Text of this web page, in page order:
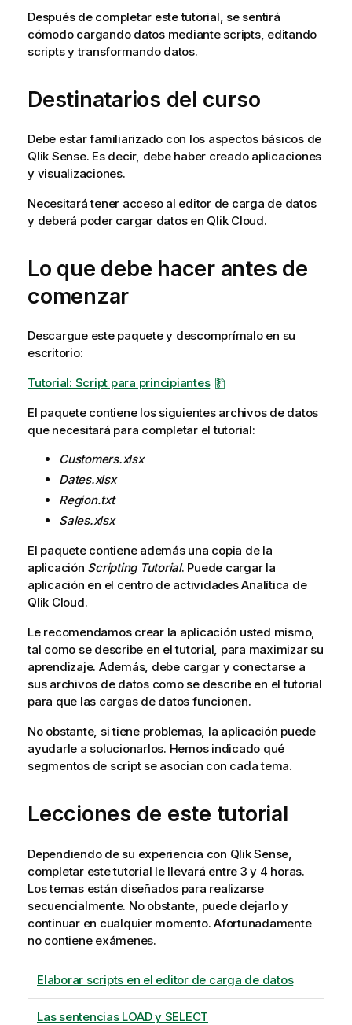
Después de completar este tutorial, se sentirá
cómodo cargando datos mediante scripts, editando
scripts y transformando datos.
Destinatarios del curso
Debe estar familiarizado con los aspectos básicos de
Qlik Sense. Es decir, debe haber creado aplicaciones
y visualizaciones.
Necesitará tener acceso al editor de carga de datos
y deberá poder cargar datos en Qlik Cloud.
Lo que debe hacer antes de
comenzar
Descargue este paquete y descomprímalo en su
escritorio:
Tutorial: Script para principiantes
El paquete contiene los siguientes archivos de datos
que necesitará para completar el tutorial:
Customers.xlsx
Dates.xlsx
Region.txt
Sales.xlsx
El paquete contiene además una copia de la
aplicación Scripting Tutorial. Puede cargar la
aplicación en el centro de actividadesAnalítica de
Qlik Cloud.
Le recomendamos crear la aplicación usted mismo,
tal como se describe en el tutorial, para maximizar su
aprendizaje. Además, debe cargar y conectarse a
sus archivos de datos como se describe en el tutorial
para que las cargas de datos funcionen.
No obstante, si tiene problemas, la aplicación puede
ayudarle a solucionarlos. Hemos indicado qué
segmentos de script se asocian con cada tema.
Lecciones de este tutorial
Dependiendo de su experiencia con Qlik Sense
completar este tutorial le llevará entre 3 y 4 horas.
Los temas están diseñados para realizarse
secuencialmente. No obstante, puede dejarlo y
continuar en cualquier momento. Afortunadamente
no contiene exámenes.
Elaborar scripts en el editor de carga de datos
Las sentencias LOAD y SELECT